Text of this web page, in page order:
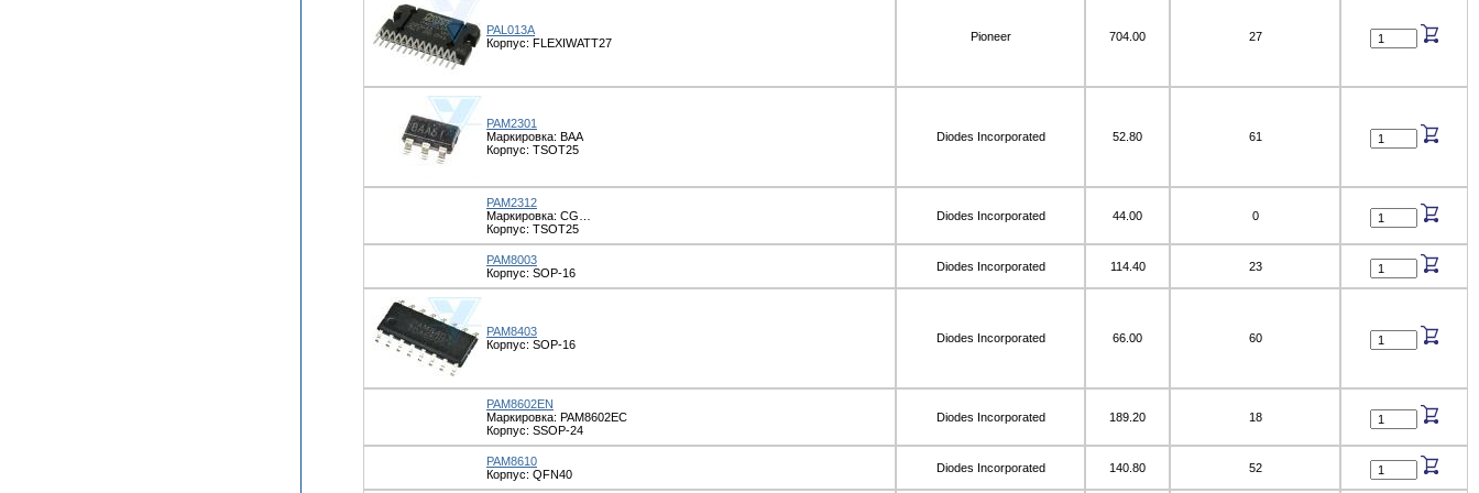
PAL013A
Корпус: FLEXIWATT27
Pioneer 704.00 27
PAM2301
Маркировка: BAA
Корпус: TSOT25
Diodes Incorporated 52.80 61
PAM2312
Маркировка: CG…
Корпус: TSOT25
Diodes Incorporated 44.00 0
PAM8003
Корпус: SOP-16
Diodes Incorporated 114.40 23
PAM8403
Корпус: SOP-16
Diodes Incorporated 66.00 60
PAM8602EN
Маркировка: PAM8602EC
Корпус: SSOP-24
Diodes Incorporated 189.20 18
PAM8610
Корпус: QFN40
Diodes Incorporated 140.80 52